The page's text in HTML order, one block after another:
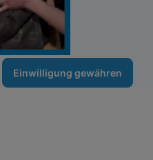
Einwilligung gewähren